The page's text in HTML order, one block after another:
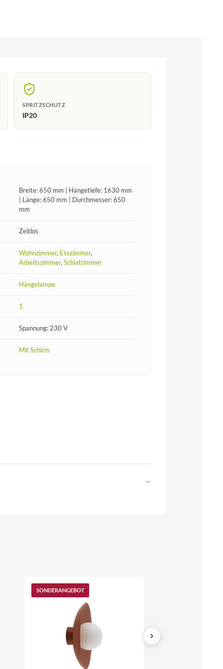
SPRITZSCHUTZ
IP20
Breite: 650 mm | Hängetiefe: 1630 mm
| Länge: 650 mm | Durchmesser: 650
mm
Zeitlos
Wohnzimmer, Esszimmer,
Arbeitszimmer, Schlafzimmer
Hängelampe
1
Spannung: 230 V
Mit Schirm
SONDERANGEBOT